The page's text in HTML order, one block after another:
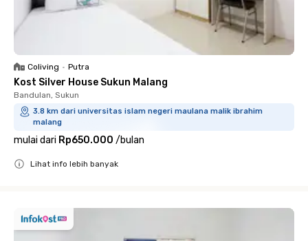
Coliving • Putra
Kost Silver House Sukun Malang
Bandulan, Sukun
3.8 km dari universitas islam negeri maulana malik ibrahim
malang
mulai dari Rp650.000 /bulan
Lihat info lebih banyak